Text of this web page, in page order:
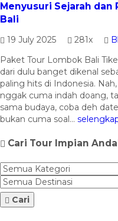
Menyusuri Sejarah dan
Bali
19 July 2025 281x
Paket Tour Lombok Bali
dari dulu banget dikenal
paling hits di Indonesia.
nggak cuma indah doang,
sama budaya, coba deh
bukan cuma soal...
Cari Tour Impian
Cari